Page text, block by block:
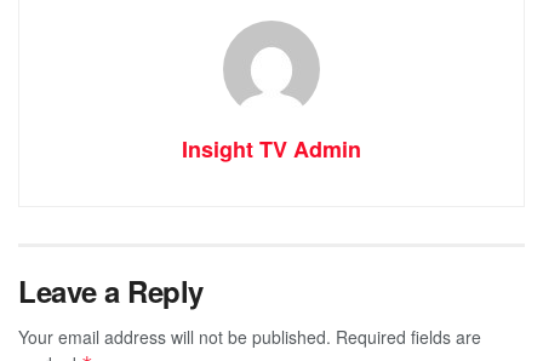
Insight TV Admin
Leave a Reply
Your email address will not be published. Required fields are